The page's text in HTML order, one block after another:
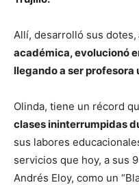
Allí, desarrolló sus dotes,
académica, evolucionó
llegando a ser profesora
Olinda, tiene un récord
clases ininterrumpidas
sus labores
servicios que hoy, a sus
Andrés Eloy, como un